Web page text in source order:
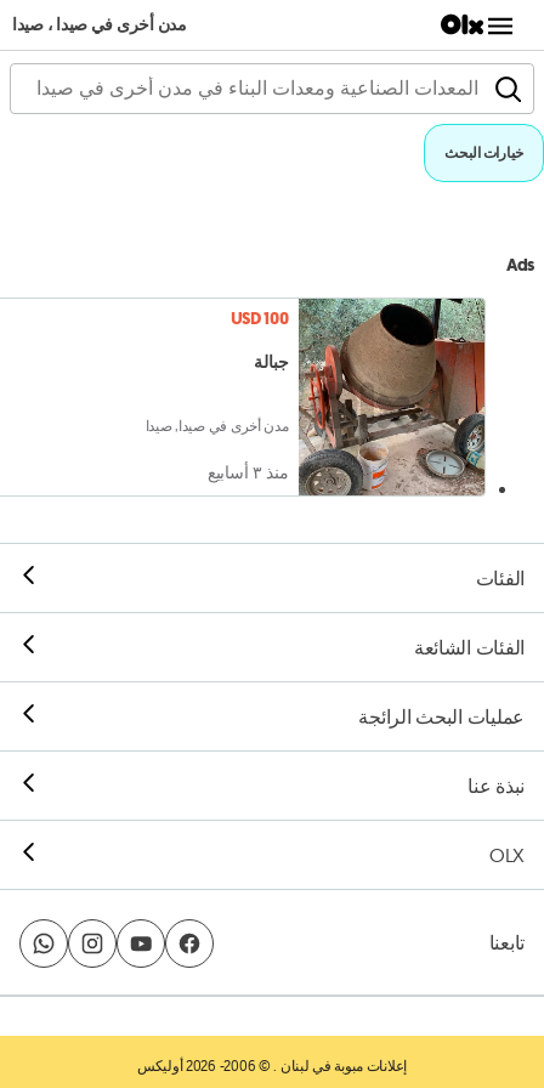
مدن أخرى في صيدا ، صيدا
خيارات البحث
Ads
USD 100
جبالة
مدن أخرى في صيدا, صيدا
منذ ٣ أسابيع
الفئات
الفئات الشائعة
عمليات البحث الرائجة
نبذة عنا
OLX
تابعنا
إعلانات مبوبة في لبنان . © 2006- 2026 أوليكس